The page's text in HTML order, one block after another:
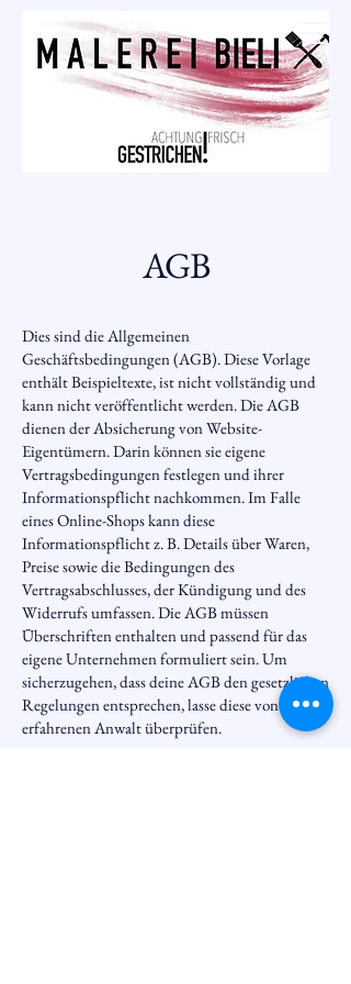
Malerei Bieli
AGB
Dies sind die Allgemeinen
Geschäftsbedingungen (AGB). Diese Vorlage
enthält Beispieltexte, ist nicht vollständig und
kann nicht veröffentlicht werden. Die AGB
dienen der Absicherung von Website-
Eigentümern. Darin können sie eigene
Vertragsbedingungen festlegen und ihrer
Informationspflicht nachkommen. Im Falle
eines Online-Shops kann diese
Informationspflicht z. B. Details über Waren,
Preise sowie die Bedingungen des
Vertragsabschlusses, der Kündigung und des
Widerrufs umfassen. Die AGB müssen
Überschriften enthalten und passend für das
eigene Unternehmen formuliert sein. Um
sicherzugehen, dass deine AGB den gesetzlichen
Regelungen entsprechen, lasse diese von einem
erfahrenen Anwalt überprüfen.